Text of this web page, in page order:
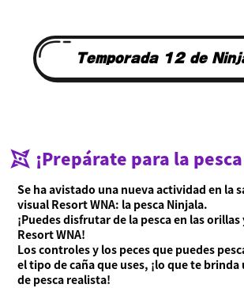
Temporada 12 de
¡Prepárate para la
Se ha avistado una nueva actividad en la
visual Resort WNA: la pesca Ninjala.
¡Puedes disfrutar de la pesca en las
Resort WNA!
Los controles y los peces que puedes
el tipo de caña que uses, ¡lo que te
de pesca realista!